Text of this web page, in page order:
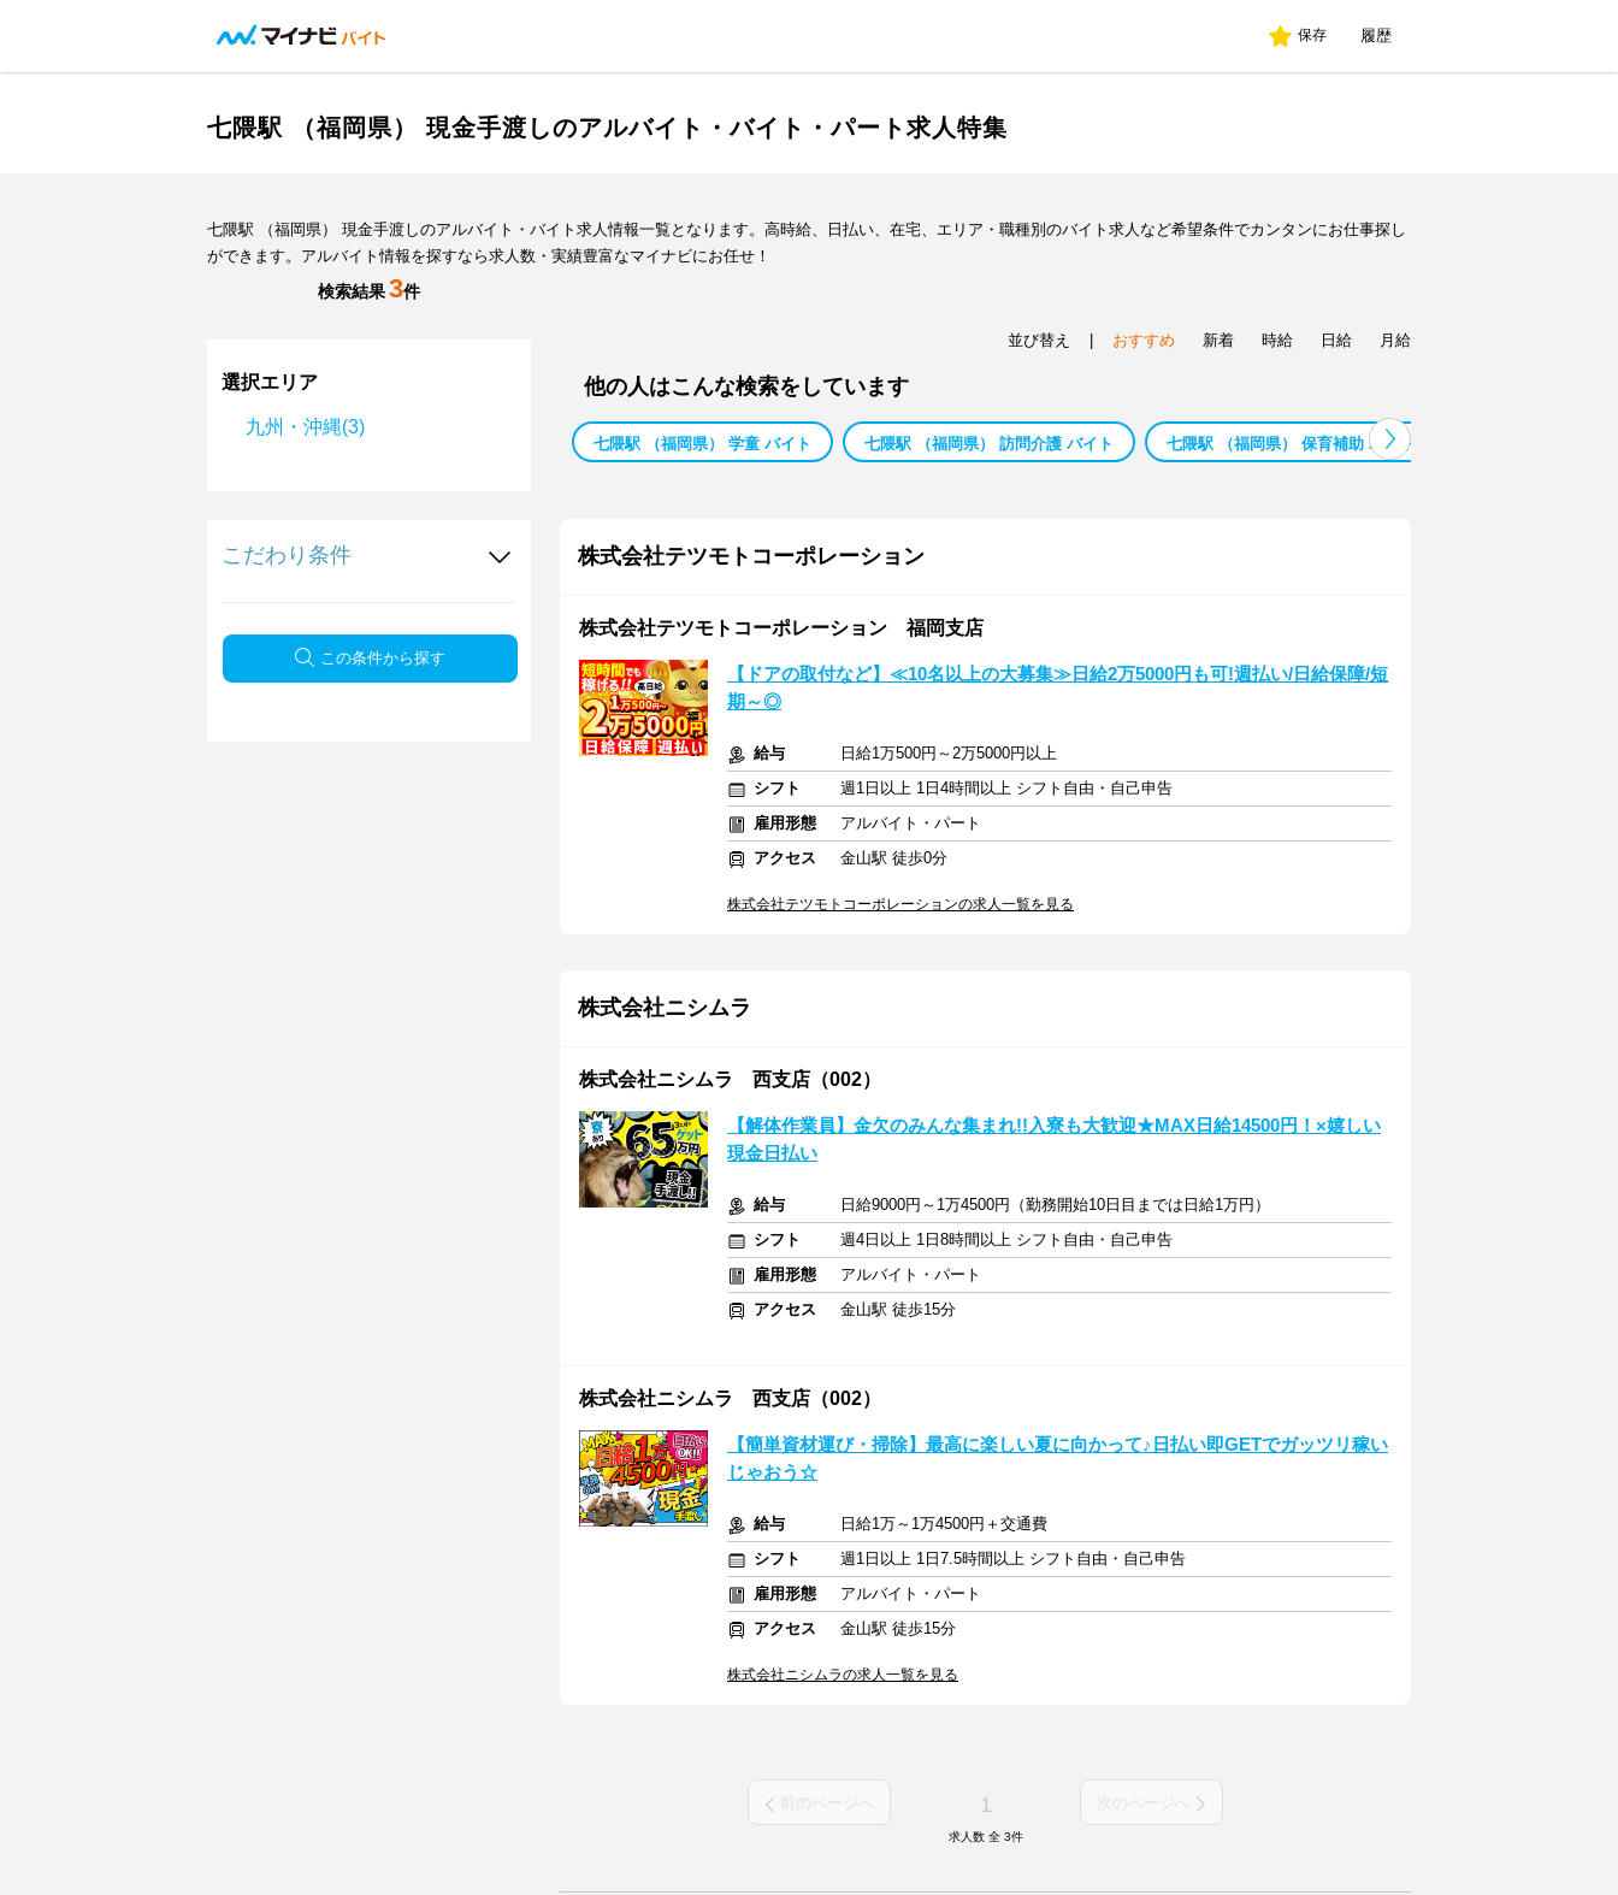
保存 履歴
七隈駅 （福岡県） 現金手渡しのアルバイト・バイト・パート求人特集
七隈駅 （福岡県） 現金手渡しのアルバイト・バイト求人情報一覧となります。高時給、日払い、在宅、エリア・職種別のバイト求人など希望条件でカンタンにお仕事探し
ができます。アルバイト情報を探すなら求人数・実績豊富なマイナビにお任せ！
検索結果3件
選択エリア
九州・沖縄(3)
こだわり条件
この条件から探す
並び替え おすすめ 新着 時給 日給 月給
他の人はこんな検索をしています
七隈駅 （福岡県） 学童 バイト 七隈駅 （福岡県） 訪問介護 バイト 七隈駅 （福岡県） 保育補助 バイト
株式会社テツモトコーポレーション
株式会社テツモトコーポレーション 福岡支店
【ドアの取付など】≪10名以上の大募集≫日給2万5000円も可!週払い/日給保障/短
期～◎
給与
日給1万500円～2万5000円以上
シフト
週1日以上 1日4時間以上 シフト自由・自己申告
雇用形態
アルバイト・パート
アクセス
金山駅 徒歩0分
株式会社テツモトコーポレーションの求人一覧を見る
株式会社ニシムラ
株式会社ニシムラ 西支店（002）
【解体作業員】金欠のみんな集まれ!!入寮も大歓迎★MAX日給14500円！×嬉しい
現金日払い
給与
日給9000円～1万4500円（勤務開始10日目までは日給1万円）
シフト
週4日以上 1日8時間以上 シフト自由・自己申告
雇用形態
アルバイト・パート
アクセス
金山駅 徒歩15分
株式会社ニシムラ 西支店（002）
【簡単資材運び・掃除】最高に楽しい夏に向かって♪日払い即GETでガッツリ稼い
じゃおう☆
給与
日給1万～1万4500円＋交通費
シフト
週1日以上 1日7.5時間以上 シフト自由・自己申告
雇用形態
アルバイト・パート
アクセス
金山駅 徒歩15分
株式会社ニシムラの求人一覧を見る
前のページへ 1 次のページへ
求人数 全 3件